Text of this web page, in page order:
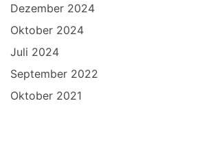
Dezember 2024
Oktober 2024
Juli 2024
September 2022
Oktober 2021